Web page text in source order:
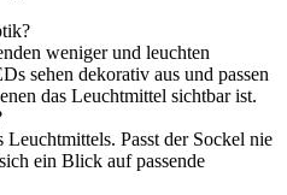
weniger und leuchten
sehen dekorativ aus und passen
das Leuchtmittel sichtbar ist.
Passt der Sockel nie
ein Blick auf passende